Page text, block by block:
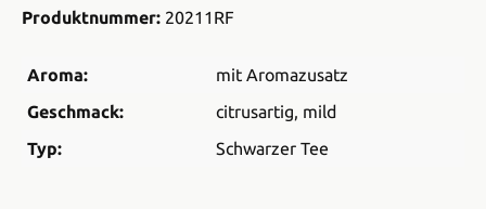
Produktnummer: 20211RF
Aroma:
mit Aromazusatz
Geschmack:
citrusartig, mild
Typ:
Schwarzer Tee